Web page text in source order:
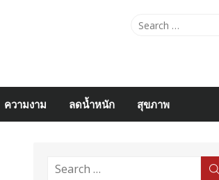
Search
ความงาม ลดน้ำหนัก สุขภาพ
Search